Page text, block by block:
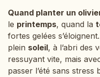
Quand planter un
le printemps, quand la
fortes gelées s’éloignent.
plein soleil, à l’abri des
ressuyant vite, mais
passer l’été sans